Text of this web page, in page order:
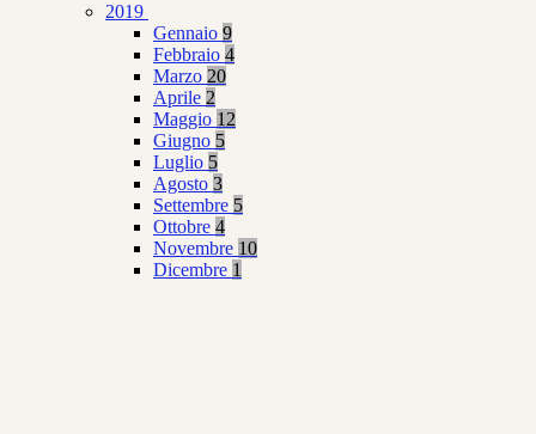
2019
Gennaio 9
Febbraio 4
Marzo 20
Aprile 2
Maggio 12
Giugno 5
Luglio 5
Agosto 3
Settembre 5
Ottobre 4
Novembre 10
Dicembre 1